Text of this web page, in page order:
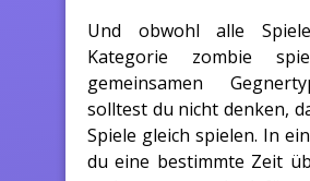
Und obwohl alle
Kategorie zombie
gemeinsamen
solltest du nicht denken,
Spiele gleich spielen. In
du eine bestimmte Zeit